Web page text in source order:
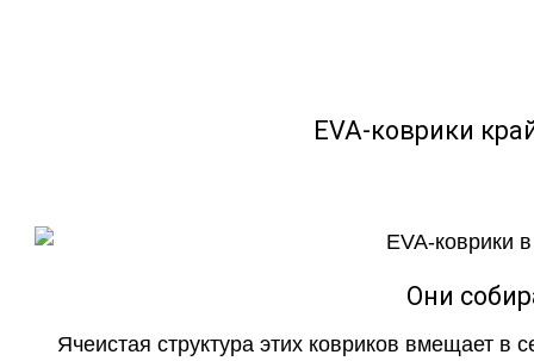
EVA-коврики
Они
Ячеистая структура этих ковриков вмещает в